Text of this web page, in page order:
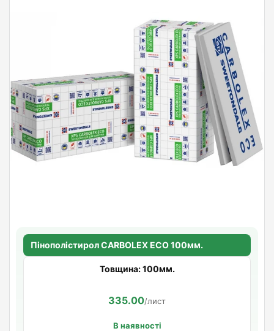
Пінополістирол CARBOLEX ECO 100мм.
Товщина: 100мм.
335.00/лист
В наявності